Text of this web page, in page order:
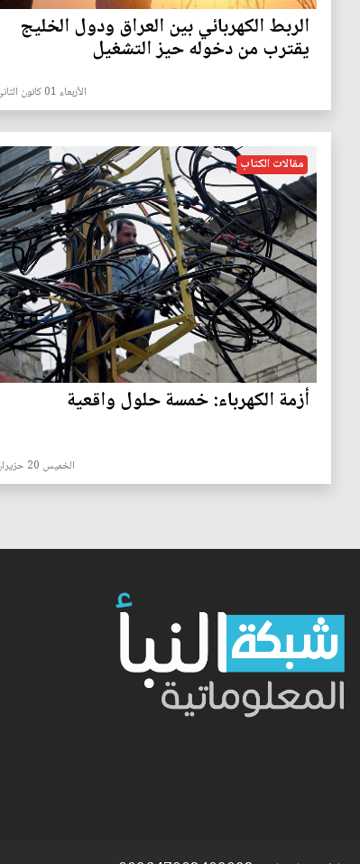
الربط الكهربائي بين العراق ودول الخليج
يقترب من دخوله حيز التشغيل
الأربعاء 01 كانون الثاني 2025
مقالات الكتاب
أزمة الكهرباء: خمسة حلول واقعية
الخميس 20 حزيران 2024